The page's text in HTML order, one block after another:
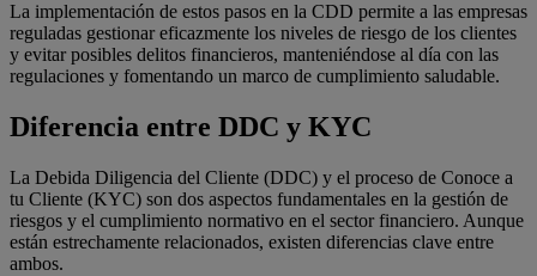
La implementación de estos pasos en la CDD permite a las empresas
reguladas gestionar eficazmente los niveles de riesgo de los clientes
y evitar posibles delitos financieros, manteniéndose al día con las
regulaciones y fomentando un marco de cumplimiento saludable.
Diferencia entre DDC y KYC
La Debida Diligencia del Cliente (DDC) y el proceso de Conoce a
tu Cliente (KYC) son dos aspectos fundamentales en la gestión de
riesgos y el cumplimiento normativo en el sector financiero. Aunque
están estrechamente relacionados, existen diferencias clave entre
ambos.